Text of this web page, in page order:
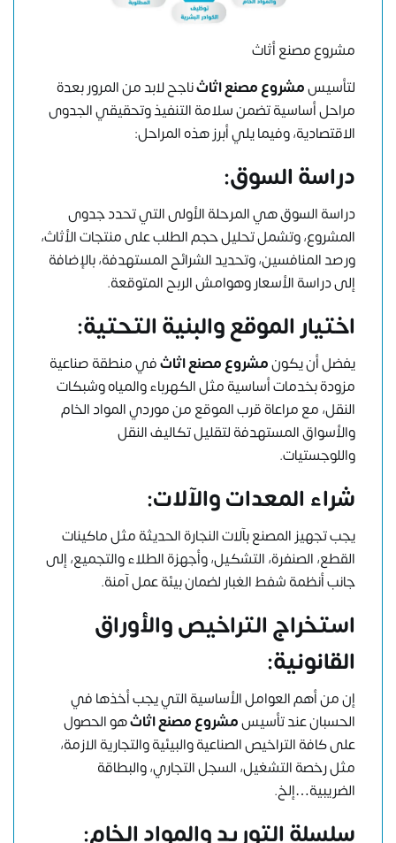
مشروع مصنع أثاث
لتأسيسمشروعمصنعاثاثناجح لابد من المرور بعدة
مراحل أساسية تضمن سلامة التنفيذ وتحقيقي الجدوى
الاقتصادية، وفيما يلي أبرز هذه المراحل:
دراسة السوق:
دراسة السوق هي المرحلة الأولى التي تحدد جدوى
المشروع، وتشمل تحليل حجم الطلب على منتجات الأثاث،
ورصد المنافسين، وتحديد الشرائح المستهدفة، بالإضافة
إلى دراسة الأسعار وهوامش الربح المتوقعة.
اختيار الموقع والبنية التحتية:
يفضل أن يكونمشروع مصنع اثاثفي منطقة صناعية
مزودة بخدمات أساسية مثل الكهرباء والمياه وشبكات
النقل، مع مراعاة قرب الموقع من موردي المواد الخام
والأسواق المستهدفة لتقليل تكاليف النقل
واللوجستيات.
شراء المعدات والآلات:
يجب تجهيز المصنع بآلات النجارة الحديثة مثل ماكينات
القطع، الصنفرة، التشكيل، وأجهزة الطلاء والتجميع، إلى
جانب أنظمة شفط الغبار لضمان بيئة عمل آمنة.
استخراج التراخيص والأوراق
القانونية:
إن من أهم العوامل الأساسية التي يجب أخذها في
الحسبان عند تأسيسمشروع مصنع اثاثهو الحصول
على كافة التراخيص الصناعية والبيئية والتجارية الازمة،
مثل رخصة التشغيل، السجل التجاري، والبطاقة
الضريبية…إلخ.
سلسلة التوريد والمواد الخام: